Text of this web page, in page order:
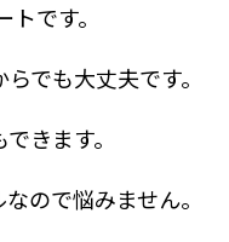
です。
でも大丈夫です。
きます。
ので悩みません。